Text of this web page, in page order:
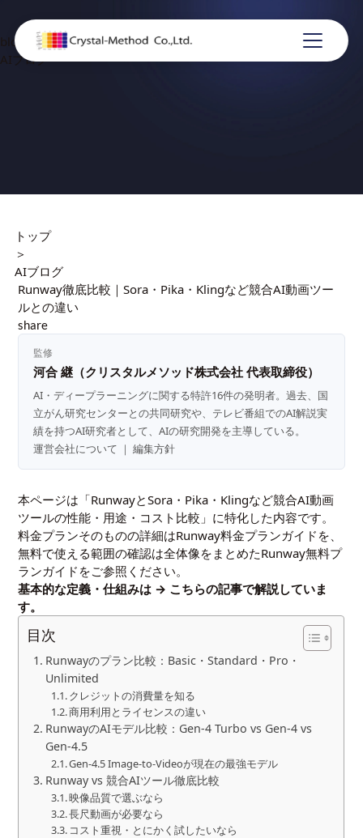
blog
AIブログ
トップ
＞
AIブログ
Runway徹底比較｜Sora・Pika・Klingなど競合AI動画ツー
ルとの違い
share
監修
河合 継（クリスタルメソッド株式会社 代表取締役）
AI・ディープラーニングに関する特許16件の発明者。過去、国
立がん研究センターとの共同研究や、テレビ番組でのAI解説実
績を持つAI研究者として、AIの研究開発を主導している。
運営会社について ｜編集方針
本ページは「RunwayとSora・Pika・Klingなど競合AI動画
ツールの性能・用途・コスト比較」に特化した内容です。
料金プランそのものの詳細はRunway料金プランガイド を、
無料で使える範囲の確認は全体像をまとめたRunway無料プ
ランガイド をご参照ください。
基本的な定義・仕組みは → こちらの記事で解説していま
す。
目次
Runwayのプラン比較：Basic・Standard・Pro・
Unlimited
クレジットの消費量を知る
商用利用とライセンスの違い
RunwayのAIモデル比較：Gen-4 Turbo vs Gen-4 vs
Gen-4.5
Gen-4.5 Image-to-Videoが現在の最強モデル
Runway vs 競合AIツール徹底比較
映像品質で選ぶなら
長尺動画が必要なら
コスト重視・とにかく試したいなら